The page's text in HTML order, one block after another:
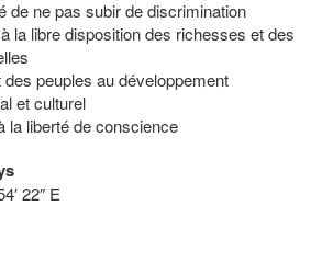
de ne pas subir de discrimination
la libre disposition des richesses et des
peuples au développement
et culturel
la liberté de conscience
22″ E